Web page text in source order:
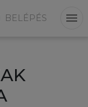
BELÉPÉS menu